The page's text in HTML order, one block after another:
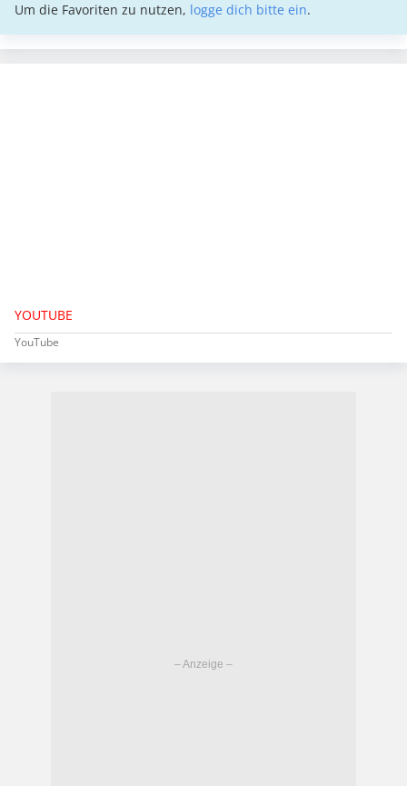
Um die Favoriten zu nutzen, logge dich bitte ein.
YOUTUBE
YouTube